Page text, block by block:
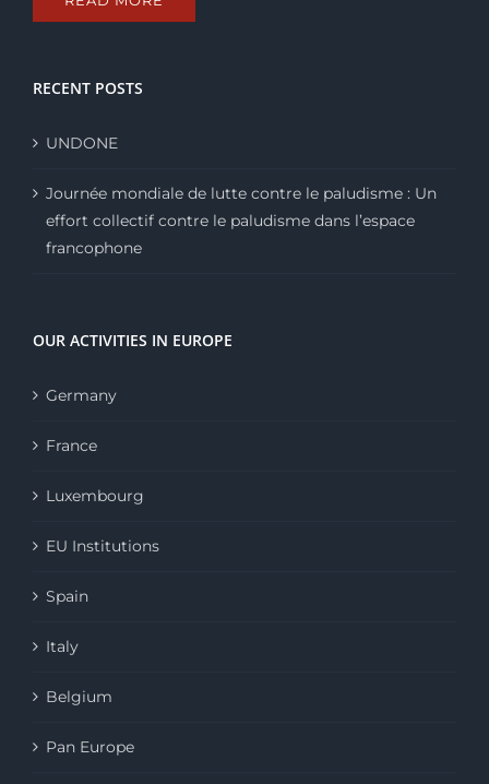
RECENT POSTS
UNDONE
Journée mondiale de lutte contre le paludisme : Un
effort collectif contre le paludisme dans l’espace
francophone
OUR ACTIVITIES IN EUROPE
Germany
France
Luxembourg
EU Institutions
Spain
Italy
Belgium
Pan Europe